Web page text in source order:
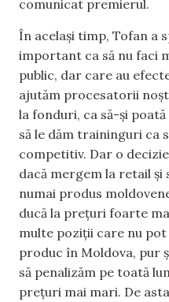
comunicat premierul.
În același timp, Tofan a
important ca să nu faci
public, dar care au
ajutăm procesatorii
la fonduri, ca să-și
să le dăm traininguri ca
competitiv. Dar o
dacă mergem la retail și
numai produs
ducă la prețuri foarte
multe poziții care nu
produc în Moldova, pur
să penalizăm pe toată
prețuri mai mari. De